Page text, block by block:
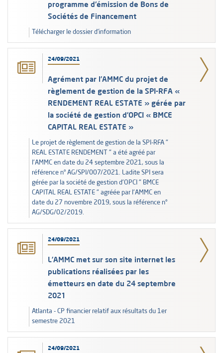
programme d'émission de Bons de
Sociétés de Financement
Télécharger le dossier d’information
24/09/2021
Agrément par l’AMMC du projet de
règlement de gestion de la SPI-RFA «
RENDEMENT REAL ESTATE » gérée par
la société de gestion d’OPCI « BMCE
CAPITAL REAL ESTATE »
Le projet de règlement de gestion de la SPI-RFA "
REAL ESTATE RENDEMENT " a été agréé par
l'AMMC en date du 24 septembre 2021, sous la
référence n° AG/SPI/007/2021. Ladite SPI sera
gérée par la société de gestion d'OPCI " BMCE
CAPITAL REAL ESTATE " agréée par l'AMMC en
date du 27 novembre 2019, sous la référence n°
AG/SDG/02/2019.
24/09/2021
L’AMMC met sur son site internet les
publications réalisées par les
émetteurs en date du 24 septembre
2021
Atlanta - CP financier relatif aux résultats du 1er
semestre 2021
24/09/2021